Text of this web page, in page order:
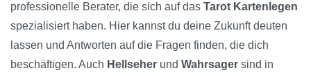
professionelle Berater, die sich auf das Tarot Kartenlegen
spezialisiert haben. Hier kannst du deine Zukunft deuten
lassen und Antworten auf die Fragen finden, die dich
beschäftigen. Auch Hellseher und Wahrsager sind in